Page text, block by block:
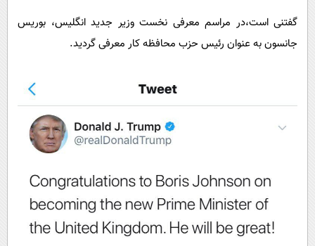
فناوری
حوادث
سلامت
دانلود
گفتنی است،در مراسم معرفی نخست وزیر جدید انگلیس، بوریس
جانسون به عنوان رئیس حزب محافظه کار معرفی گردید.